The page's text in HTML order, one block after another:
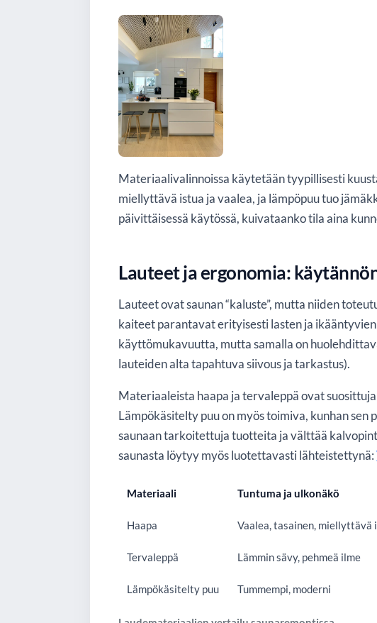
Materiaalivalinnoissa käytetään tyypillisesti
miellyttävä istua ja vaalea, ja lämpöpuu tuo
päivittäisessä käytössä, kuivataanko tila aina
Lauteet ja ergonomia:
Lauteet ovat saunan “kaluste”, mutta niiden
kaiteet parantavat erityisesti lasten ja
käyttömukavuutta, mutta samalla on
lauteiden alta tapahtuva siivous ja tarkastus).
Materiaaleista haapa ja tervaleppä ovat
Lämpökäsitelty puu on myös toimiva, kunhan
saunaan tarkoitettuja tuotteita ja välttää
saunasta löytyy myös luotettavasti lähteistettynä:
Materiaali Tuntuma ja ulkonäkö
Haapa Vaalea, tasainen, miellyttävä
Tervaleppä Lämmin sävy, pehmeä ilme
Lämpökäsitelty puu Tummempi, moderni